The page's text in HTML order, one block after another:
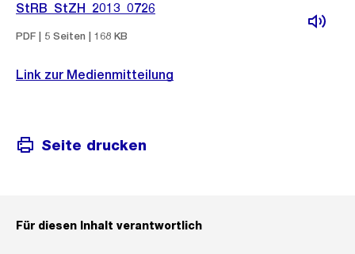
StRB_StZH_2013_0726
PDF | 5 Seiten | 168 KB
Link zur Medienmitteilung
Seite drucken
Für diesen Inhalt verantwortlich